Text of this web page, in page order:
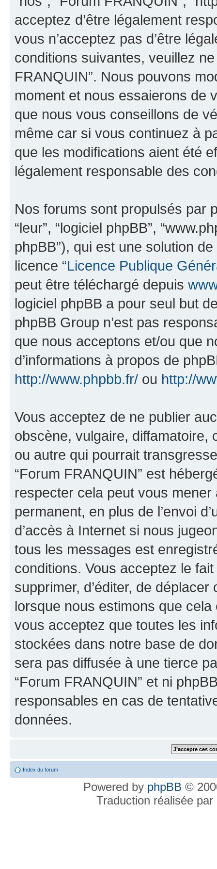
acceptez d’être légalement
vous n’acceptez pas d’être
conditions suivantes, veuillez
FRANQUIN”. Nous pouvons
moment et nous essaierons de
que nous vous conseillons de
même car si vous continuez à
que les modifications aient été
légalement responsable des
Nos forums sont propulsés par
“leur”, “logiciel phpBB”,
phpBB”), qui est une solution
licence “Licence Publique
peut être téléchargé depuis
logiciel phpBB a pour seul but
phpBB Group n’est pas
que nous acceptons et/ou que
d’informations à propos de
http://www.phpbb.fr/ ou http://
Vous acceptez de ne publier
obscène, vulgaire, diffamatoire,
ou autre qui pourrait
“Forum FRANQUIN” est
respecter cela peut vous
permanent, en plus de l’envoi
d’accès à Internet si nous
tous les messages est
conditions. Vous acceptez le
supprimer, d’éditer, de
lorsque nous estimons que cela
vous acceptez que toutes les
stockées dans notre base de
sera pas diffusée à une tierce
“Forum FRANQUIN” et ni
responsables en cas de
données.
Index du forum
Powered by phpBB ©
Traduction réalisée par